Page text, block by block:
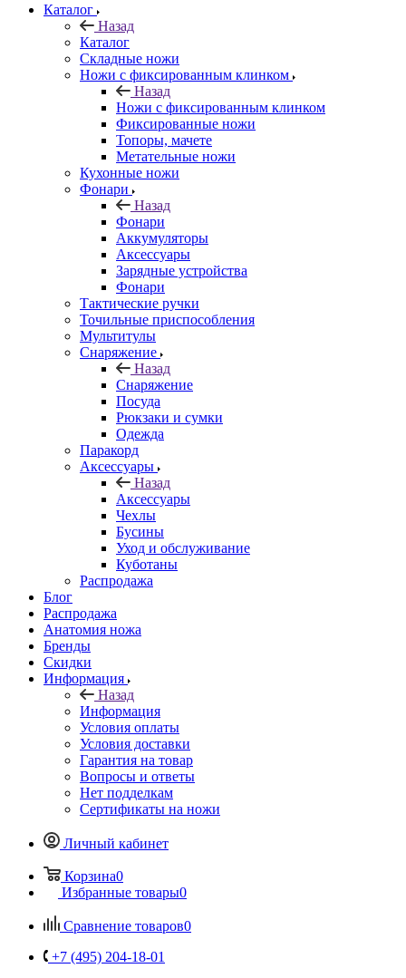
Каталог
Назад
Каталог
Складные ножи
Ножи с фиксированным клинком
Назад
Ножи с фиксированным клинком
Фиксированные ножи
Топоры, мачете
Метательные ножи
Кухонные ножи
Фонари
Назад
Фонари
Аккумуляторы
Аксессуары
Зарядные устройства
Фонари
Тактические ручки
Точильные приспособления
Мультитулы
Снаряжение
Назад
Снаряжение
Посуда
Рюкзаки и сумки
Одежда
Паракорд
Аксессуары
Назад
Аксессуары
Чехлы
Бусины
Уход и обслуживание
Куботаны
Распродажа
Блог
Распродажа
Анатомия ножа
Бренды
Скидки
Информация
Назад
Информация
Условия оплаты
Условия доставки
Гарантия на товар
Вопросы и ответы
Нет подделкам
Сертификаты на ножи
Личный кабинет
Корзина0
Избранные товары0
Сравнение товаров0
+7 (495) 204-18-01